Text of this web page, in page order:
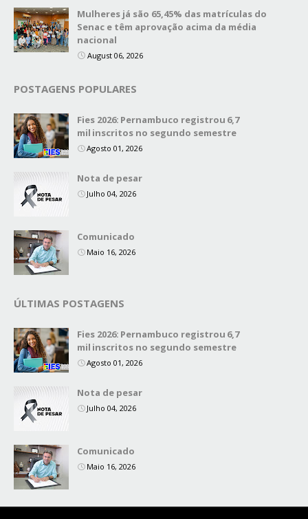
Mulheres já são 65,45% das matrículas do
Senac e têm aprovação acima da média
nacional
August 06, 2026
POSTAGENS POPULARES
Fies 2026: Pernambuco registrou 6,7
mil inscritos no segundo semestre
Agosto 01, 2026
Nota de pesar
Julho 04, 2026
Comunicado
Maio 16, 2026
ÚLTIMAS POSTAGENS
Fies 2026: Pernambuco registrou 6,7
mil inscritos no segundo semestre
Agosto 01, 2026
Nota de pesar
Julho 04, 2026
Comunicado
Maio 16, 2026